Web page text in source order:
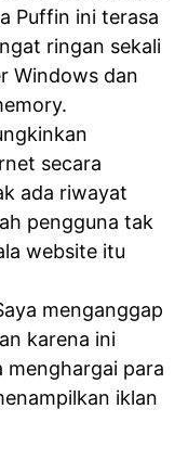
Puffin ini terasa
ringan sekali
Windows dan
secara
ada riwayat
pengguna tak
website itu
menganggap
karena ini
menghargai para
iklan